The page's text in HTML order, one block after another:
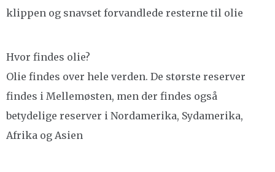
klippen og snavset forvandlede resterne til olie
Hvor findes olie?
Olie findes over hele verden. De største reserver
findes i Mellemøsten, men der findes også
betydelige reserver i Nordamerika, Sydamerika,
Afrika og Asien